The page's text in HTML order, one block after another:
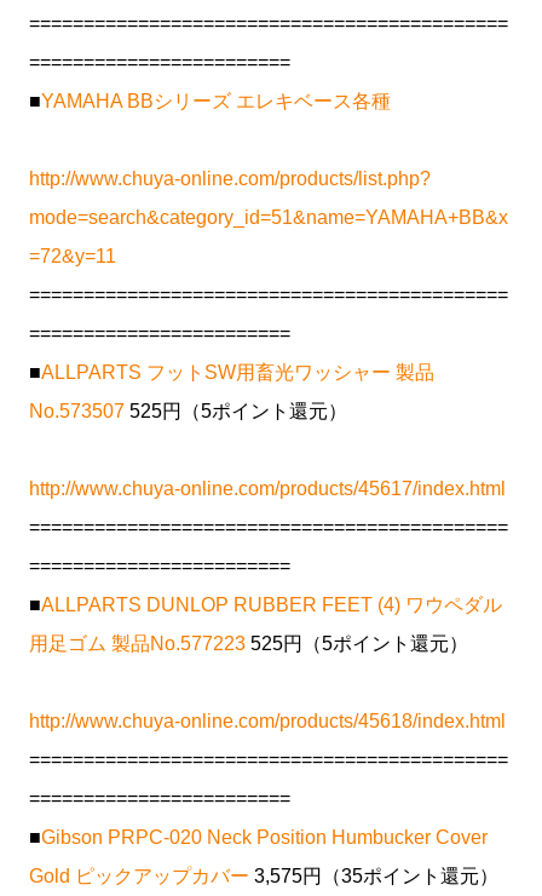
============================================
========================
■YAMAHA BBシリーズ エレキベース各種
http://www.chuya-online.com/products/list.php?
mode=search&category_id=51&name=YAMAHA+BB&x
=72&y=11
============================================
========================
■ALLPARTS フットSW用畜光ワッシャー 製品
No.573507 525円（5ポイント還元）
http://www.chuya-online.com/products/45617/index.html
============================================
========================
■ALLPARTS DUNLOP RUBBER FEET (4) ワウペダル
用足ゴム 製品No.577223 525円（5ポイント還元）
http://www.chuya-online.com/products/45618/index.html
============================================
========================
■Gibson PRPC-020 Neck Position Humbucker Cover
Gold ピックアップカバー 3,575円（35ポイント還元）